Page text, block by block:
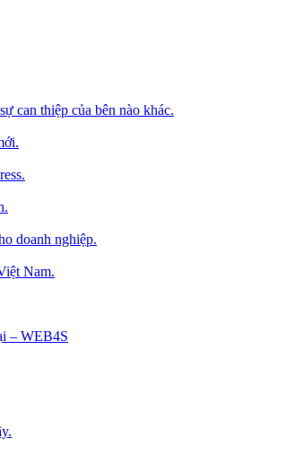
can thiệp của bên nào khác.
doanh nghiệp.
Nam.
– WEB4S